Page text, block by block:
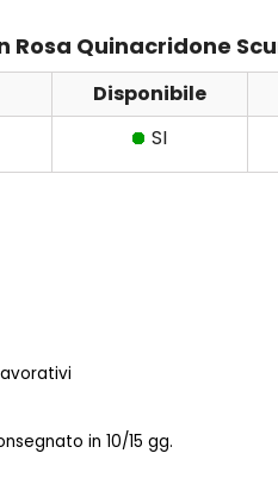
Quinacridone
Disponibile
SI
in 10/15 gg.